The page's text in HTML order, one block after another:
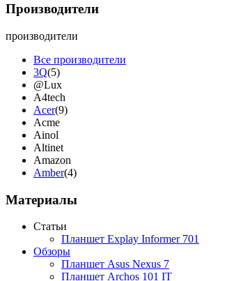
Производители
производители
Все производители
3Q(5)
@Lux
A4tech
Acer(9)
Acme
Ainol
Altinet
Amazon
Amber(4)
Apache
Apple
Apriori(3)
Archos
Armaggeddon
Assistant
Asus
(9)
Материалы
Статьи
Планшет Explay Informer 701
Обзоры
Планшет Asus Nexus 7
Планшет Archos 101 IT